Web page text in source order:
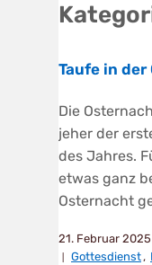
Taufe in
Die
jeher der
des Jahres.
etwas ganz
Osternacht
21. Februar 2025
Gottesdienst,